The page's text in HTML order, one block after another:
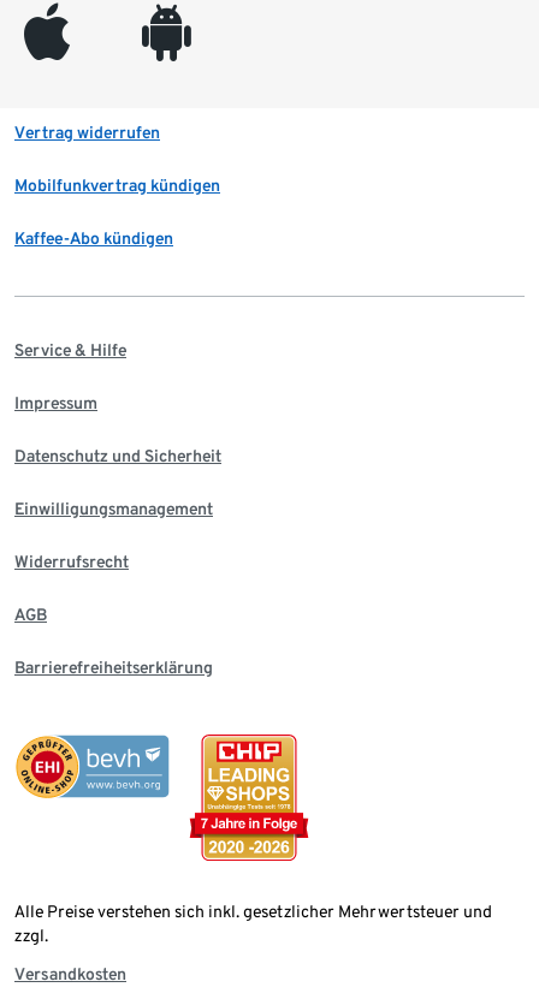
appleinc android
Vertrag widerrufen
Mobilfunkvertrag kündigen
Kaffee-Abo kündigen
Service & Hilfe
Impressum
Datenschutz und Sicherheit
Einwilligungsmanagement
Widerrufsrecht
AGB
Barrierefreiheitserklärung
Alle Preise verstehen sich inkl. gesetzlicher Mehrwertsteuer und
zzgl.
Versandkosten